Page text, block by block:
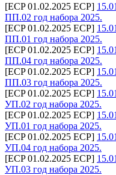
[ECP 01.02.2025 ECP]
ПП.02 год набора 2025.
[ECP 01.02.2025 ECP]
ПП.01 год набора 2025.
[ECP 01.02.2025 ECP]
ПП.04 год набора 2025.
[ECP 01.02.2025 ECP]
ПП.03 год набора 2025.
[ECP 01.02.2025 ECP]
УП.02 год набора 2025.
[ECP 01.02.2025 ECP]
УП.01 год набора 2025.
[ECP 01.02.2025 ECP]
УП.04 год набора 2025.
[ECP 01.02.2025 ECP]
УП.03 год набора 2025.